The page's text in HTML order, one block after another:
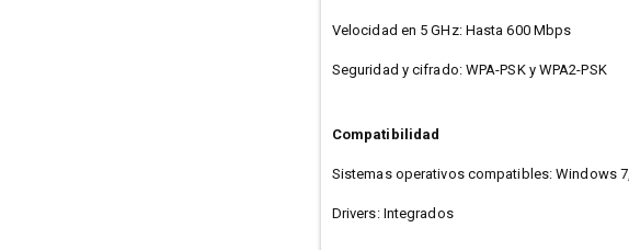
Velocidad en 5 GHz: Hasta 600 Mbps
Seguridad y cifrado: WPA-PSK y WPA2-PSK
Compatibilidad
Sistemas operativos compatibles: Windows 7,
Drivers: Integrados